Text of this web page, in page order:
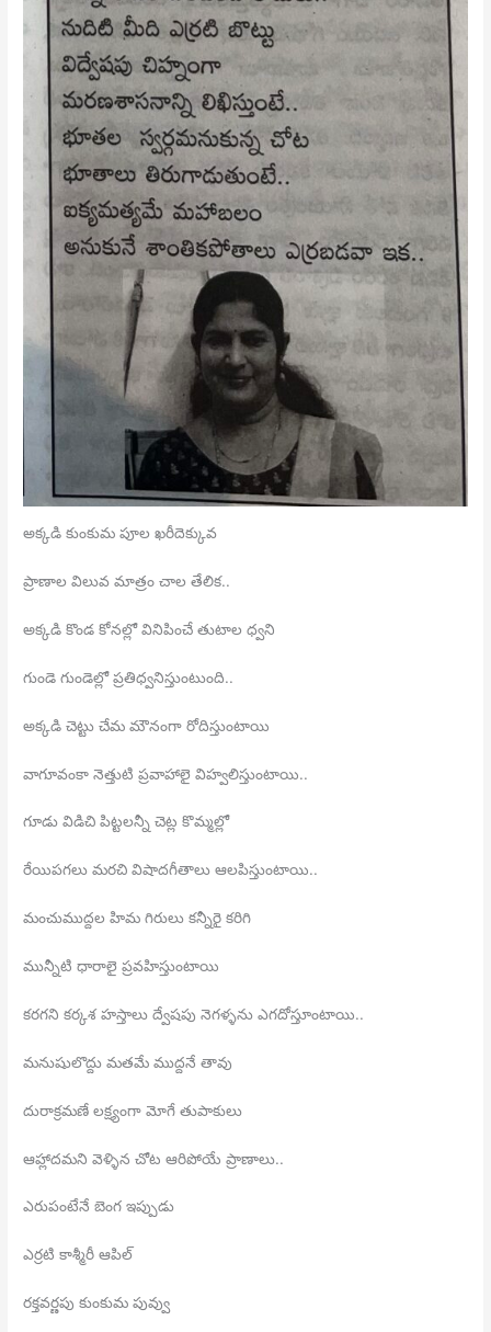
అక్కడి కుంకుమ పూల ఖరీదెక్కువ
ప్రాణాల విలువ మాత్రం చాల తేలిక..
అక్కడి కొండ కోనల్లో వినిపించే తుటాల ధ్వని
గుండె గుండెల్లో ప్రతిధ్వనిస్తుంటుంది..
అక్కడి చెట్టు చేమ మౌనంగా రోదిస్తుంటాయి
వాగూవంకా నెత్తుటి ప్రవాహాలై విహ్వలిస్తుంటాయి..
గూడు విడిచి పిట్టలన్నీ చెట్ల కొమ్మల్లో
రేయిపగలు మరచి విషాదగీతాలు ఆలపిస్తుంటాయి..
మంచుముద్దల హిమ గిరులు కన్నీరై కరిగి
మున్నీటి ధారాలై ప్రవహిస్తుంటాయి
కరగని కర్కశ హస్తాలు ద్వేషపు నెగళ్ళను ఎగదోస్తూంటాయి..
మనుషులొద్దు మతమే ముద్దనే తావు
దురాక్రమణే లక్ష్యంగా మోగే తుపాకులు
ఆహ్లాదమని వెళ్ళిన చోట ఆరిపోయే ప్రాణాలు..
ఎరుపంటేనే బెంగ ఇప్పుడు
ఎర్రటి కాశ్మీరీ ఆపిల్
రక్తవర్ణపు కుంకుమ పువ్వు